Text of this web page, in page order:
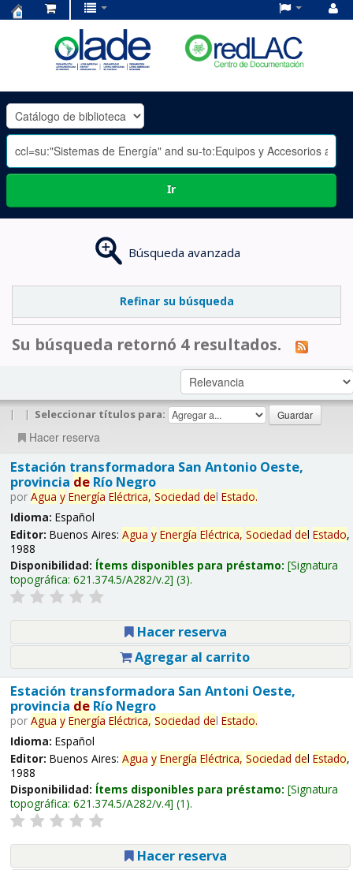
OLADE
-
Ir
Búsqueda avanzada
Refinar su búsqueda
Su búsqueda retornó 4 resultados.
| | Seleccionar títulos para:
Hacer reserva
Estación transformadora San Antonio Oeste,
provincia deRío Negro
por Agua y Energía Eléctrica, Sociedad del Estado.
Idioma: Español
Editor: Buenos Aires: Agua y Energía Eléctrica, Sociedad del Estado,
1988
Disponibilidad: Ítems disponibles para préstamo: Signatura
topográfica: 621.374.5/A282/v.2 (3).
Hacer reserva
Agregar al carrito
Estación transformadora San Antoni Oeste,
provincia deRío Negro
por Agua y Energía Eléctrica, Sociedad del Estado.
Idioma: Español
Editor: Buenos Aires: Agua y Energía Eléctrica, Sociedad del Estado,
1988
Disponibilidad: Ítems disponibles para préstamo: Signatura
topográfica: 621.374.5/A282/v.4 (1).
Hacer reserva